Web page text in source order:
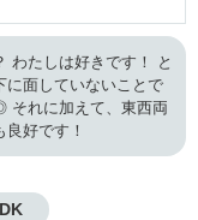
わたしは好きです！ と
に面していないことで
それに加えて、東西両
好です！